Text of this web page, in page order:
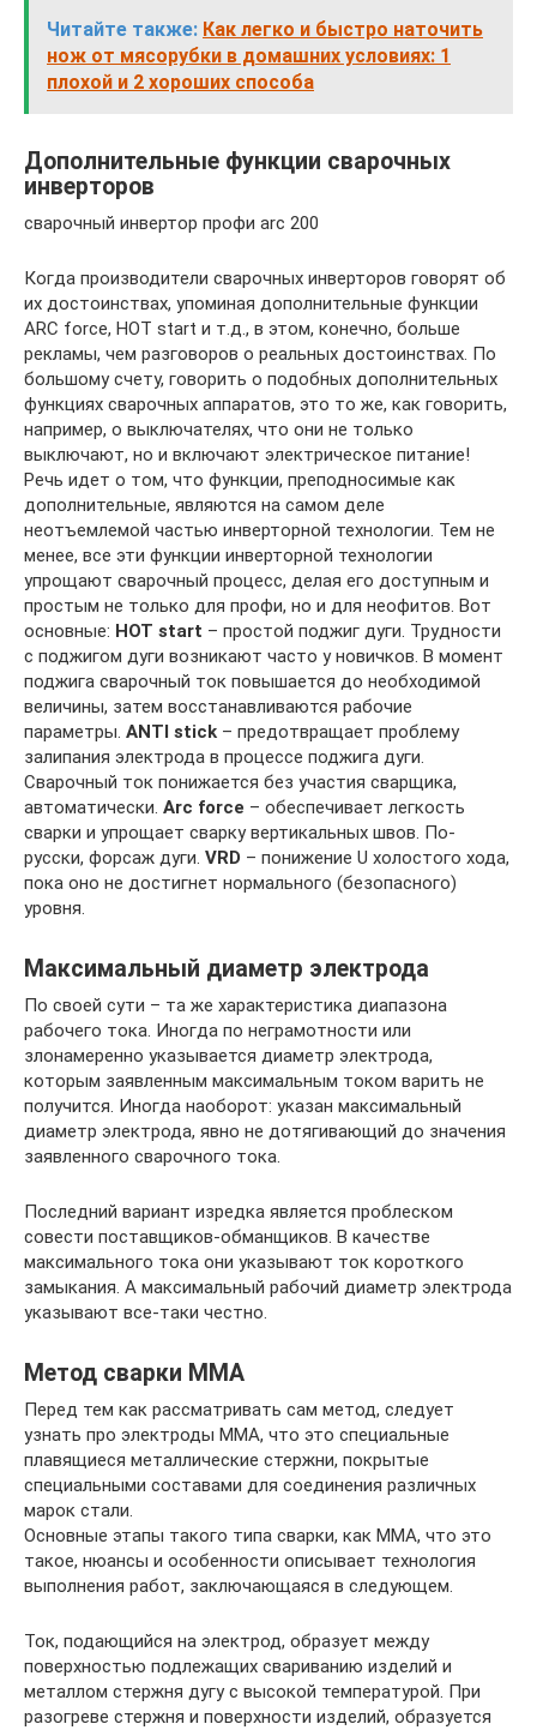
Читайте также: Как легко и быстро наточить
нож от мясорубки в домашних условиях: 1
плохой и 2 хороших способа
Дополнительные функции сварочных
инверторов
сварочный инвертор профи arc 200
Когда производители сварочных инверторов говорят об
их достоинствах, упоминая дополнительные функции
ARC force, HOT start и т.д., в этом, конечно, больше
рекламы, чем разговоров о реальных достоинствах. По
большому счету, говорить о подобных дополнительных
функциях сварочных аппаратов, это то же, как говорить,
например, о выключателях, что они не только
выключают, но и включают электрическое питание!
Речь идет о том, что функции, преподносимые как
дополнительные, являются на самом деле
неотъемлемой частью инверторной технологии. Тем не
менее, все эти функции инверторной технологии
упрощают сварочный процесс, делая его доступным и
простым не только для профи, но и для неофитов. Вот
основные: HOT start – простой поджиг дуги. Трудности
с поджигом дуги возникают часто у новичков. В момент
поджига сварочный ток повышается до необходимой
величины, затем восстанавливаются рабочие
параметры. ANTI stick – предотвращает проблему
залипания электрода в процессе поджига дуги.
Сварочный ток понижается без участия сварщика,
автоматически. Arc force – обеспечивает легкость
сварки и упрощает сварку вертикальных швов. По-
русски, форсаж дуги. VRD – понижение U холостого хода,
пока оно не достигнет нормального (безопасного)
уровня.
Максимальный диаметр электрода
По своей сути – та же характеристика диапазона
рабочего тока. Иногда по неграмотности или
злонамеренно указывается диаметр электрода,
которым заявленным максимальным током варить не
получится. Иногда наоборот: указан максимальный
диаметр электрода, явно не дотягивающий до значения
заявленного сварочного тока.
Последний вариант изредка является проблеском
совести поставщиков-обманщиков. В качестве
максимального тока они указывают ток короткого
замыкания. А максимальный рабочий диаметр электрода
указывают все-таки честно.
Метод сварки ММА
Перед тем как рассматривать сам метод, следует
узнать про электроды ММА, что это специальные
плавящиеся металлические стержни, покрытые
специальными составами для соединения различных
марок стали.
Основные этапы такого типа сварки, как ММА, что это
такое, нюансы и особенности описывает технология
выполнения работ, заключающаяся в следующем.
Ток, подающийся на электрод, образует между
поверхностью подлежащих свариванию изделий и
металлом стержня дугу с высокой температурой. При
разогреве стержня и поверхности изделий, образуется